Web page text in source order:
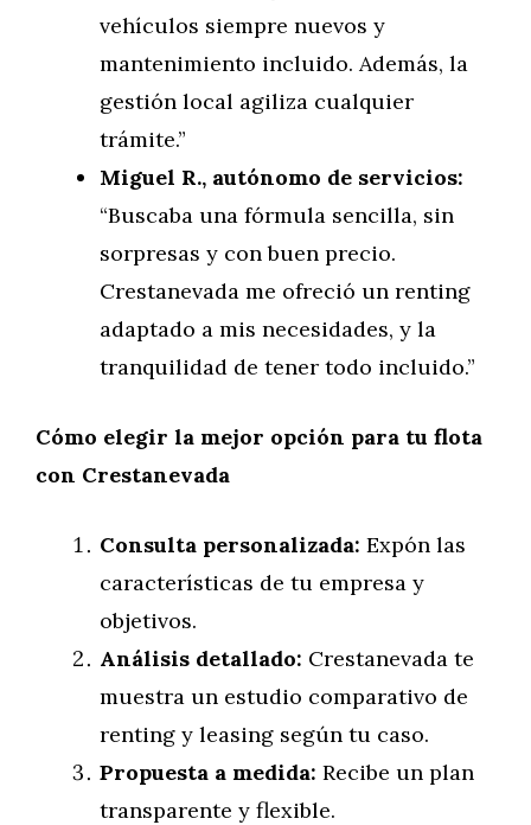
vehículos siempre nuevos y
mantenimiento incluido. Además, la
gestión local agiliza cualquier
trámite.”
Miguel R., autónomo de servicios:
“Buscaba una fórmula sencilla, sin
sorpresas y con buen precio.
Crestanevada me ofreció un renting
adaptado a mis necesidades, y la
tranquilidad de tener todo incluido.”
Cómo elegir la mejor opción para tu flota
con Crestanevada
Consulta personalizada: Expón las
características de tu empresa y
objetivos.
Análisis detallado: Crestanevada te
muestra un estudio comparativo de
renting y leasing según tu caso.
Propuesta a medida: Recibe un plan
transparente y flexible.